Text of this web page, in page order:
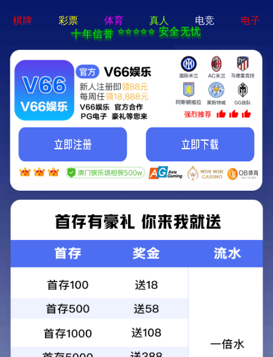
永利官网注册秒送38元现金-
手机App下载
页面未找到
页面可能已被删除或尚未通过审核，请稍后再试或搜索
其他内容！